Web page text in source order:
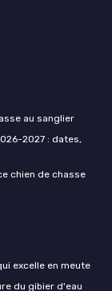
au sanglier
2027 : dates,
chien de chasse
excelle en meute
du gibier d'eau